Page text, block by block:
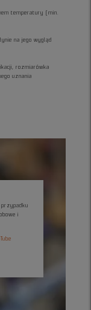
temperatury (min.
na jego wygląd
rozmiarówka
uznania
przypadku
i